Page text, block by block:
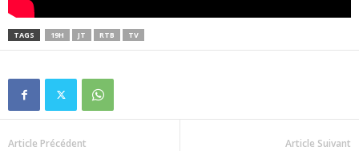
TAGS 19H JT RTB TV
Article Précédent Article Suivant